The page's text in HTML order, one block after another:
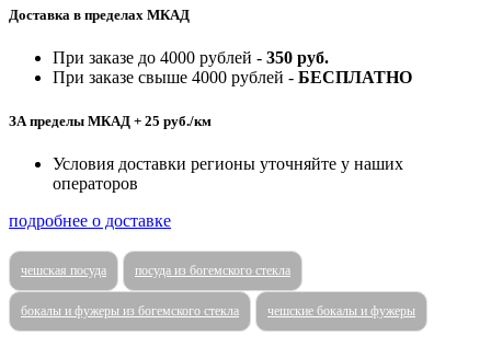
Доставка в пределах МКАД
При заказе до 4000 рублей - 350 руб.
При заказе свыше 4000 рублей - БЕСПЛАТНО
ЗА пределы МКАД + 25 руб./км
Условия доставки регионы уточняйте у наших
операторов
подробнее о доставке
чешская посуда посуда из богемского стекла
бокалы и фужеры из богемского стекла чешские бокалы и фужеры